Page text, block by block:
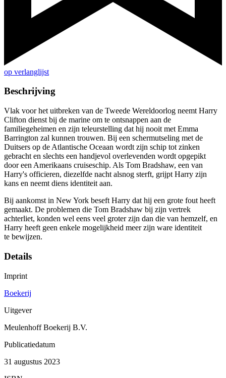
op verlanglijst
Beschrijving
Vlak voor het uitbreken van de Tweede Wereldoorlog neemt Harry
Clifton dienst bij de marine om te ontsnappen aan de
familiegeheimen en zijn teleurstelling dat hij nooit met Emma
Barrington zal kunnen trouwen. Bij een schermutseling met de
Duitsers op de Atlantische Oceaan wordt zijn schip tot zinken
gebracht en slechts een handjevol overlevenden wordt opgepikt
door een Amerikaans cruiseschip. Als Tom Bradshaw, een van
Harry's officieren, diezelfde nacht alsnog sterft, grijpt Harry zijn
kans en neemt diens identiteit aan.
Bij aankomst in New York beseft Harry dat hij een grote fout heeft
gemaakt. De problemen die Tom Bradshaw bij zijn vertrek
achterliet, konden wel eens veel groter zijn dan die van hemzelf, en
Harry heeft geen enkele mogelijkheid meer zijn ware identiteit
te bewijzen.
Details
Imprint
Boekerij
Uitgever
Meulenhoff Boekerij B.V.
Publicatiedatum
31 augustus 2023